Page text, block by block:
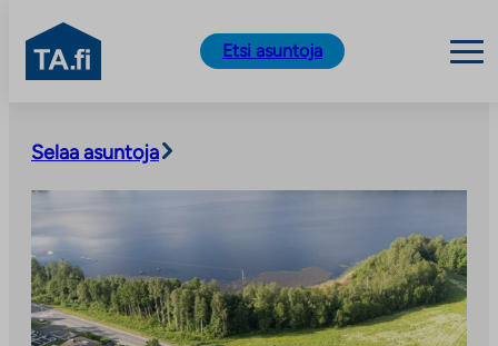
sisältöön
TA.fi
Etsi asuntoja
Selaa asuntoja